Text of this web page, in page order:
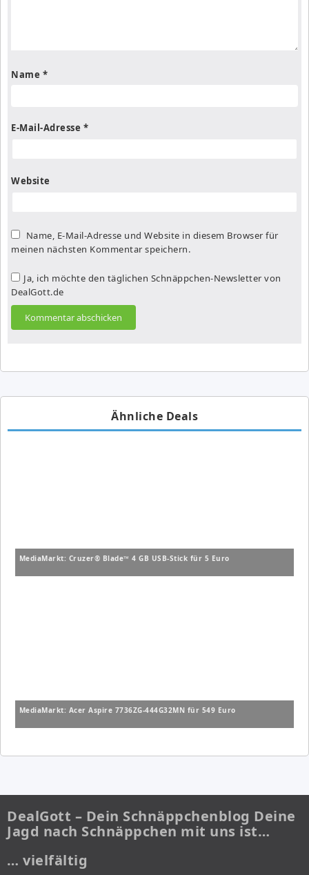
Name *
E-Mail-Adresse *
Website
Name, E-Mail-Adresse und Website in diesem Browser für
meinen nächsten Kommentar speichern.
Ja, ich möchte den täglichen Schnäppchen-Newsletter von
DealGott.de
Ähnliche Deals
MediaMarkt: Cruzer® Blade™ 4 GB USB-Stick für 5 Euro
MediaMarkt: Acer Aspire 7736ZG-444G32MN für 549 Euro
DealGott – Dein Schnäppchenblog Deine
Jagd nach Schnäppchen mit uns ist…
… vielfältig